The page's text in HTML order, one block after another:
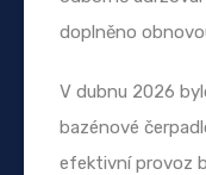
doplněno
V dubnu 2026
bazénové
efektivní provoz